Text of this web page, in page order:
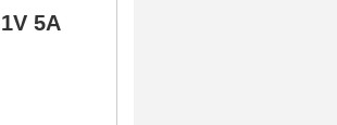
5A